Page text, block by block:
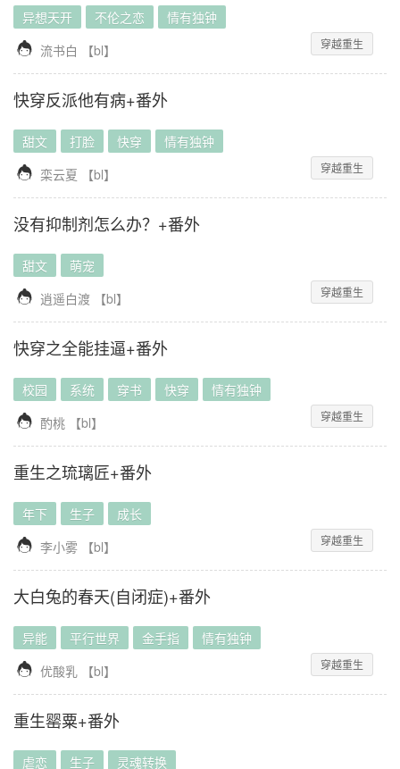
异想天开 不伦之恋 情有独钟
 流书白 【bl】 穿越重生
快穿反派他有病+番外
甜文 打脸 快穿 情有独钟
 栾云夏 【bl】 穿越重生
没有抑制剂怎么办？+番外
甜文 萌宠
 逍遥白渡 【bl】 穿越重生
快穿之全能挂逼+番外
校园 系统 穿书 快穿 情有独钟
 酌桃 【bl】 穿越重生
重生之琉璃匠+番外
年下 生子 成长
 李小雾 【bl】 穿越重生
大白兔的春天(自闭症)+番外
异能 平行世界 金手指 情有独钟
 优酸乳 【bl】 穿越重生
重生罂粟+番外
虐恋 生子 灵魂转换